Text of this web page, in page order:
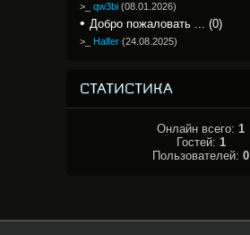
>_ qw3bi (08.01.2026)
Добро пожаловать ... (0)
>_ Halfer (24.08.2025)
СТАТИСТИКА
Онлайн всего: 1
Гостей: 1
Пользователей: 0